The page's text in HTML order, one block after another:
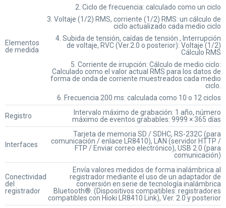
Elementos
de medida
2. Ciclo de frecuencia: calculado como un ciclo
3. Voltaje (1/2) RMS, corriente (1/2) RMS: un cálculo de
ciclo actualizado cada medio ciclo
4. Subida de tensión, caídas de tensión , Interrupción
de voltaje, RVC (Ver.2.0 o posterior): Voltaje (1/2)
Cálculo RMS
5. Corriente de irrupción: Cálculo de medio ciclo:
Calculado como el valor actual RMS para los datos de
forma de onda de corriente muestreados cada medio
ciclo.
6. Frecuencia 200 ms: calculada como 10 o 12 ciclos
Registro
Intervalo máximo de grabación: 1 año, número
máximo de eventos grabables: 9999 × 365 días
Interfaces
Tarjeta de memoria SD / SDHC, RS-232C (para
comunicación / enlace LR8410), LAN (servidor HTTP /
FTP / Enviar correo electrónico), USB 2.0 (para
comunicación)
Conectividad
del
registrador
Envía valores medidos de forma inalámbrica al
registrador mediante el uso de un adaptador de
conversión en serie de tecnología inalámbrica
Bluetooth®. (Dispositivos compatibles: registradores
compatibles con Hioki LR8410 Link), Ver. 2.0 y posterior